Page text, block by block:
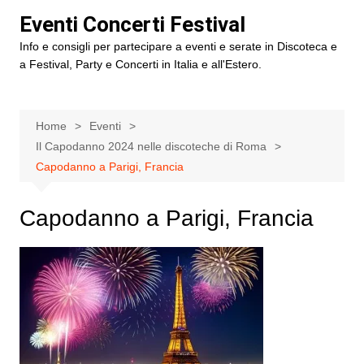
contenuto
Eventi Concerti Festival
Info e consigli per partecipare a eventi e serate in Discoteca e
a Festival, Party e Concerti in Italia e all'Estero.
Home
Eventi
Il Capodanno 2024 nelle discoteche di Roma
Capodanno a Parigi, Francia
Capodanno a Parigi, Francia